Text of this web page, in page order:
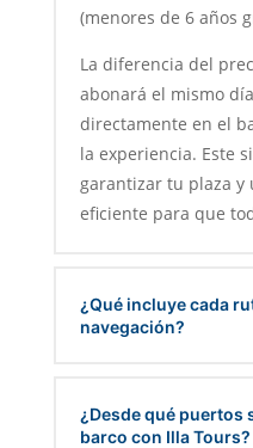
(menores de 6 años
La diferencia del
abonará el mismo
directamente en el
la experiencia. Este
garantizar tu plaza y
eficiente para que
¿Qué incluye cada
navegación?
¿Desde qué puertos
barco con Illa Tours?